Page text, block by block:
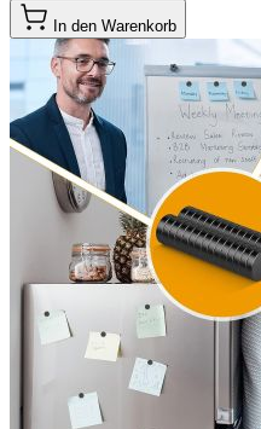
In den Warenkorb